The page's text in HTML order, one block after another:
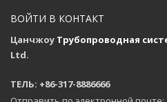
ВОЙТИ В КОНТАКТ
Цанчжоу Трубопроводная
Ltd.
ТЕЛЬ: +86-317-8886666